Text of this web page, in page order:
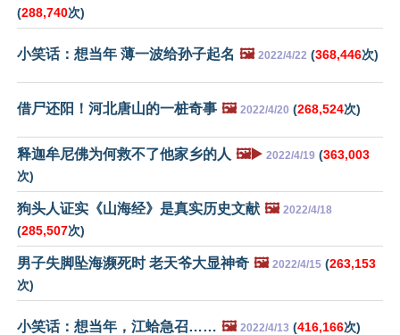
(288,740次)
小笑话：想当年 薄一波给孙子起名 🖼️ 2022/4/22 (368,446次)
借尸还阳！河北唐山的一桩奇事 🖼️ 2022/4/20 (268,524次)
释迦牟尼佛为何救不了他家乡的人 🖼️▶️ 2022/4/19 (363,003
次)
狗头人证实《山海经》是真实历史文献 🖼️ 2022/4/18
(285,507次)
男子失脚坠海濒死时 老天爷大显神奇 🖼️ 2022/4/15 (263,153
次)
小笑话：想当年，江蛤急召…… 🖼️ 2022/4/13 (416,166次)